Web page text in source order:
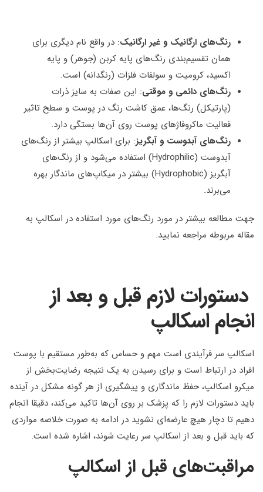
رنگ‌های ارگانیک و غیر ارگانیک: در واقع نام دیگری برای
همان تقسیم‌بندی رنگ‌های پایه کربن (جوهر) و پایه
اکسید، کرومیت و سولفات فلزات (رنگدانه) است.
رنگ‌های دائمی و موقتی: این صفات به سایز ذرات
(پارتیکل) رنگ‌ها، عمق کاشت رنگ در پوست و سطح تاثیر
فعالیت ماکروفاژهای پوست روی آن‌ها بستگی دارد.
رنگ‌های آبدوست و آبگریز: برای اسکالپ بیشتر از رنگ‌های
آبدوست (Hydrophilic) استفاده می‌شود و از رنگ‌های
آبگریز (Hydrophobic) بیشتر در میکاپ‌های ماندگار بهره
می‌برند.
جهت مطالعه بیشتر در مورد رنگ‌های مورد استفاده در اسکالپ به
مقاله مربوطه مراجعه نمایید.
دستورات لازم قبل و بعد از
انجام اسکالپ
اسکالپ سر فرآیندی است مهم و حساس که به‌طور مستقیم با پوست
افراد در ارتباط است و برای رسیدن به یک نتیجه رضایت‌بخش از
میکرو اسکالپ، حفظ ماندگاری و پیشگیری از هر گونه مشکل در آینده
باید دستورات لازم را که پزشک بر روی آن‌ها تاکید می‌کند، دقیقا انجام
دهیم تا دچار هیچ عارضه‌ای نشوید در ادامه به صورت خلاصه مواردی
که باید قبل و بعد از اسکالپ سر رعایت شوند، اشاره شده است.
مراقبت‌های قبل از اسکالپ